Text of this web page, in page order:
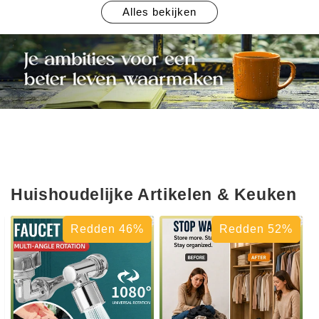
Alles bekijken
Huishoudelijke Artikelen & Keuken
Redden 46% Redden 52%